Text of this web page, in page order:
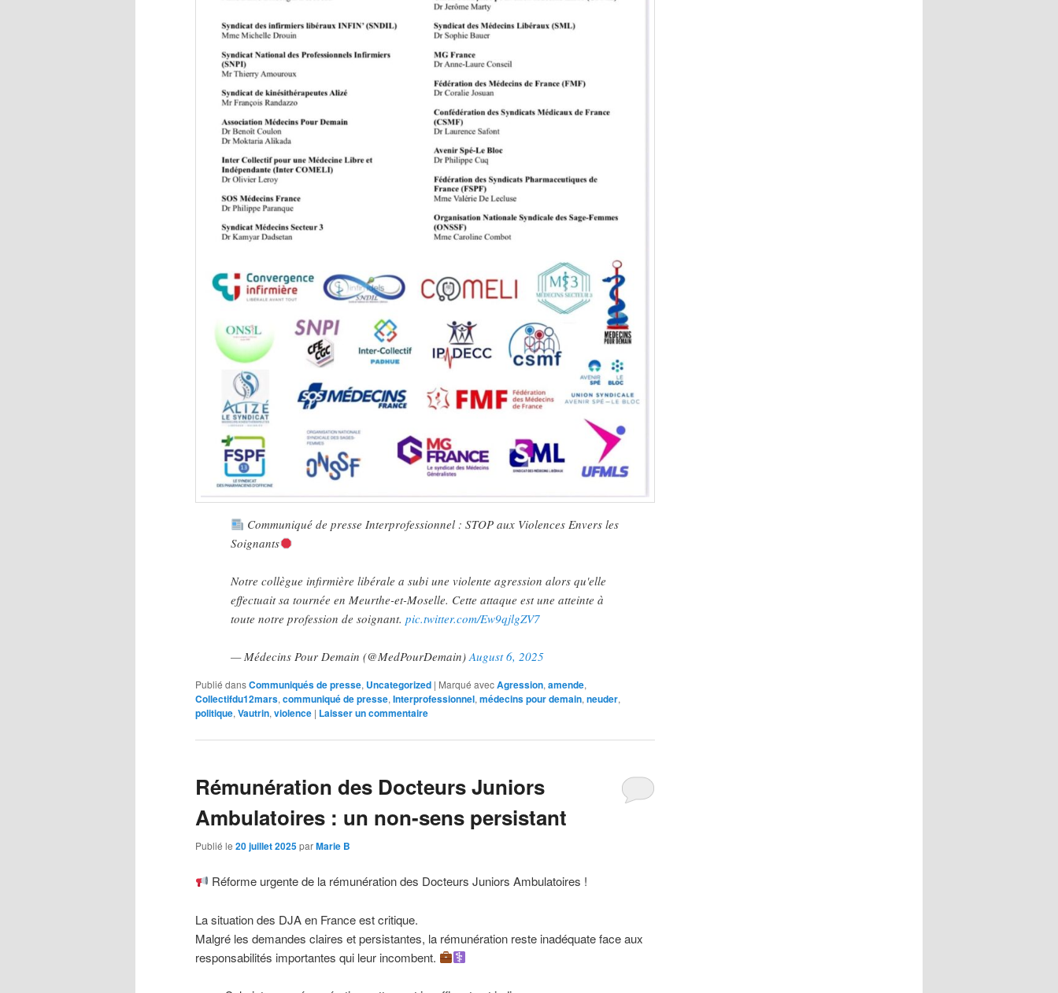
Communiqué de presse Interprofessionnel : STOP aux Violences Envers les
Soignants
Notre collègue infirmière libérale a subi une violente agression alors qu'elle
effectuait sa tournée en Meurthe-et-Moselle. Cette attaque est une atteinte à
toute notre profession de soignant. pic.twitter.com/Ew9qjlgZV7
— Médecins Pour Demain (@MedPourDemain)August 6, 2025
Publié dansCommuniqués de presse, Uncategorized | Marqué avecAgression, amende,
Collectifdu12mars, communiqué de presse, Interprofessionnel, médecins pour demain, neuder,
politique, Vautrin, violence | Laisser un commentaire
Rémunération des Docteurs Juniors
Ambulatoires : un non-sens persistant
Publié le 20 juillet 2025parMarie B
Réforme urgente de la rémunération des Docteurs Juniors Ambulatoires !
La situation des DJA en France est critique.
Malgré les demandes claires et persistantes, la rémunération reste inadéquate face aux
responsabilités importantes qui leur incombent.